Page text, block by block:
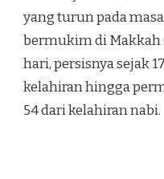
yang turun pada
bermukim di Makkah
hari, persisnya sejak
kelahiran hingga
54 dari kelahiran nabi.